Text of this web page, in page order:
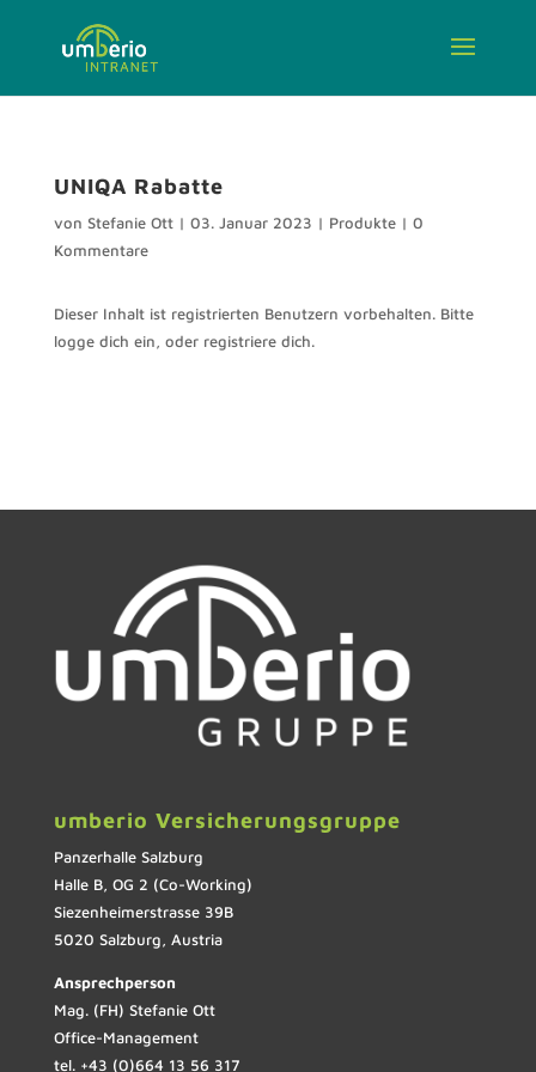
UNIQA Rabatte
von Stefanie Ott| 03. Januar 2023 | Produkte| 0
Kommentare
Dieser Inhalt ist registrierten Benutzern vorbehalten. Bitte
logge dich ein, oder registriere dich.
umberio Versicherungsgruppe
Panzerhalle Salzburg
Halle B, OG 2 (Co-Working)
Siezenheimerstrasse 39B
5020 Salzburg, Austria
Ansprechperson
Mag. (FH) Stefanie Ott
Office-Management
tel. +43 (0)664 13 56 317